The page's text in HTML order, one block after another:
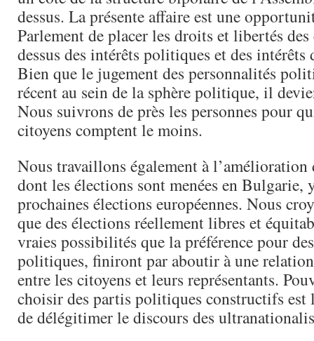
dessus. La présente affaire est une
Parlement de placer les droits et libertés
dessus des intérêts politiques et des intérêts
Bien que le jugement des personnalités
récent au sein de la sphère politique, il
Nous suivrons de près les personnes pour
citoyens comptent le moins.
Nous travaillons également à l’amélioration
dont les élections sont menées en Bulgarie,
prochaines élections européennes. Nous
que des élections réellement libres et
vraies possibilités que la préférence pour
politiques, finiront par aboutir à une
entre les citoyens et leurs représentants.
choisir des partis politiques constructifs est
de délégitimer le discours des